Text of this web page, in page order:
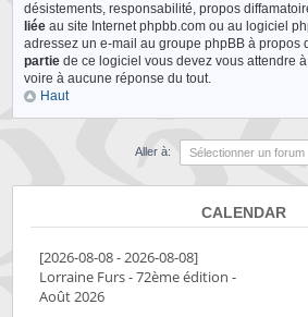
désistements, responsabilité, propos
liée au site Internet phpbb.com ou au logiciel
adressez un e-mail au groupe phpBB à propos
partie de ce logiciel vous devez vous attendre
voire à aucune réponse du tout.
Haut
Aller à:
CALENDAR